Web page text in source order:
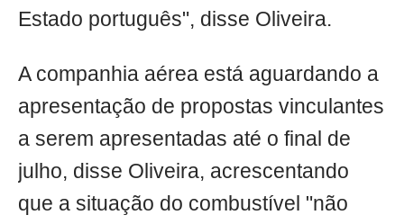
Estado português", disse Oliveira.
A companhia aérea está aguardando a
apresentação de propostas vinculantes
a serem apresentadas até o final de
julho, disse Oliveira, acrescentando
que a situação do combustível "não